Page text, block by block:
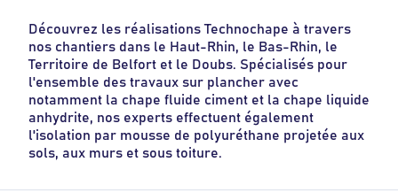
Découvrez les réalisations Technochape à travers
nos chantiers dans le Haut-Rhin, le Bas-Rhin, le
Territoire de Belfort et le Doubs. Spécialisés pour
l'ensemble des travaux sur plancher avec
notamment la chape fluide ciment et la chape liquide
anhydrite, nos experts effectuent également
l'isolation par mousse de polyuréthane projetée aux
sols, aux murs et sous toiture.